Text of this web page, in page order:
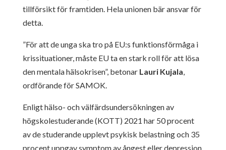
tillförsikt för framtiden. Hela unionen bär ansvar för
detta.
”För att de unga ska tro på EU:s funktionsförmåga i
krissituationer, måste EU ta en stark roll för att lösa
den mentala hälsokrisen”, betonar Lauri Kujala,
ordförande för SAMOK.
Enligt hälso- och välfärdsundersökningen av
högskolestuderande (KOTT) 2021 har 50 procent
av de studerande upplevt psykisk belastning och 35
procent uppgav symptom av ångest eller depression.